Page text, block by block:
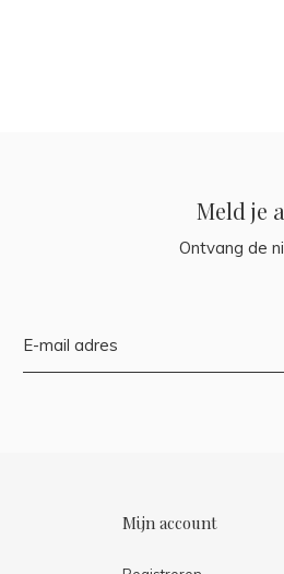
Meld je
Ontvang de
Mijn account